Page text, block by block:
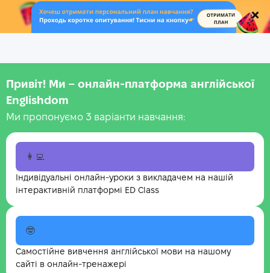
.
Привіт! Ми – онлайн-платформа англійської
Englishdom
Ми пропонуємо 3 варіанти навчання:
👩‍💻
Індивідуальні онлайн-уроки з викладачем на нашій
інтерактивній платформі ED Class
🤓
Самостійне вивчення англійської мови на нашому
сайті в онлайн-тренажері